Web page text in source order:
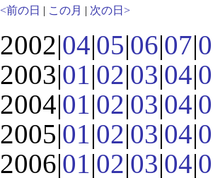
<前の日 | この月 | 次の日>
2002|04|05|06|07|
2003|01|02|03|04|
2004|01|02|03|04|
2005|01|02|03|04|
2006|01|02|03|04|